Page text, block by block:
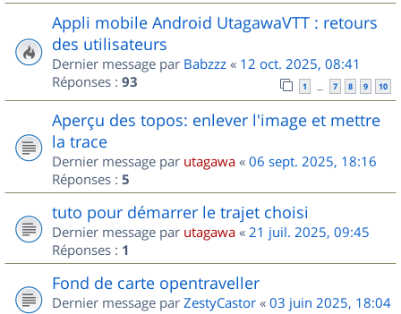
Appli mobile Android UtagawaVTT : retours
des utilisateurs
Dernier message par Babzzz « 12 oct. 2025, 08:41
Réponses : 93 1 … 7 8 9 10
Aperçu des topos: enlever l'image et mettre
la trace
Dernier message par utagawa « 06 sept. 2025, 18:16
Réponses : 5
tuto pour démarrer le trajet choisi
Dernier message par utagawa « 21 juil. 2025, 09:45
Réponses : 1
Fond de carte opentraveller
Dernier message par ZestyCastor « 03 juin 2025, 18:04